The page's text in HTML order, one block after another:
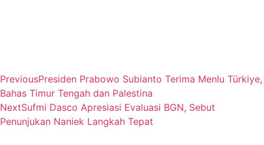
PreviousPresiden Prabowo Subianto Terima Menlu Türkiye,
Bahas Timur Tengah dan Palestina
NextSufmi Dasco Apresiasi Evaluasi BGN, Sebut
Penunjukan Naniek Langkah Tepat